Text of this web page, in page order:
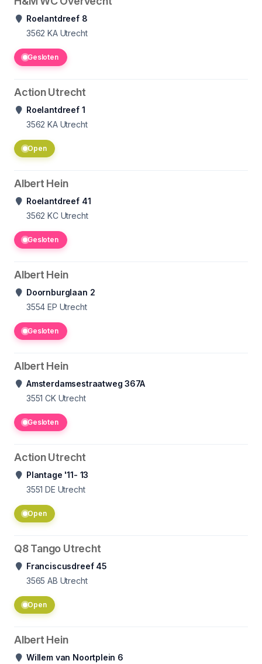
Roelantdreef 8
3562 KA Utrecht
Gesloten
Action Utrecht
Roelantdreef 1
3562 KA Utrecht
Open
Albert Hein
Roelantdreef 41
3562 KC Utrecht
Gesloten
Albert Hein
Doornburglaan 2
3554 EP Utrecht
Gesloten
Albert Hein
Amsterdamsestraatweg 367A
3551 CK Utrecht
Gesloten
Action Utrecht
Plantage '11- 13
3551 DE Utrecht
Open
Q8 Tango Utrecht
Franciscusdreef 45
3565 AB Utrecht
Open
Albert Hein
Willem van Noortplein 6